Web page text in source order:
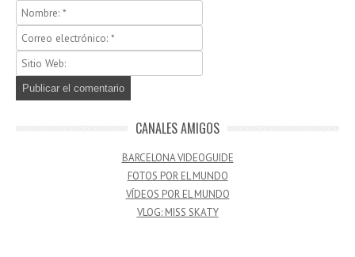
CANALES AMIGOS
BARCELONA VIDEOGUIDE
FOTOS POR EL MUNDO
VÍDEOS POR EL MUNDO
VLOG: MISS SKATY